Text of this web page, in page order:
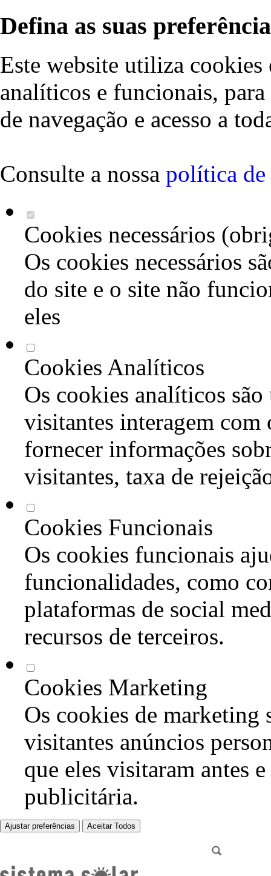
Defina as suas
Este website utiliza cookies
analíticos e funcionais,
de navegação e acesso a
Consulte a nossa política de
Cookies necessários
Os cookies necessários
do site e o site não
eles
Cookies Analíticos
Os cookies analíticos são
visitantes interagem com
fornecer informações
visitantes, taxa de
Cookies Funcionais
Os cookies funcionais
funcionalidades, como
plataformas de social
recursos de terceiros.
Cookies Marketing
Os cookies de marketing
visitantes anúncios
que eles visitaram antes
publicitária.
Ajustar preferências Aceitar Todos